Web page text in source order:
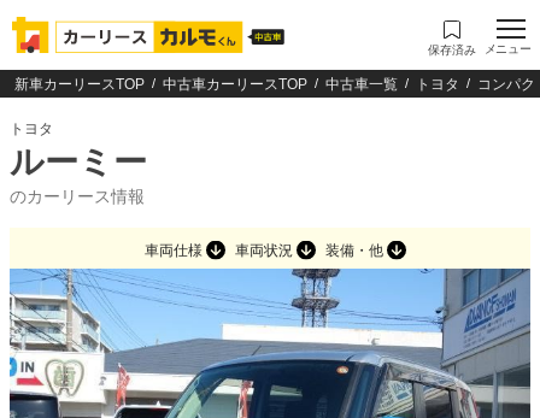
保存済み メニュー
新車カーリースTOP 中古車カーリースTOP 中古車一覧 トヨタ コンパク
トヨタ
ルーミー
のカーリース情報
車両仕様 車両状況 装備・他